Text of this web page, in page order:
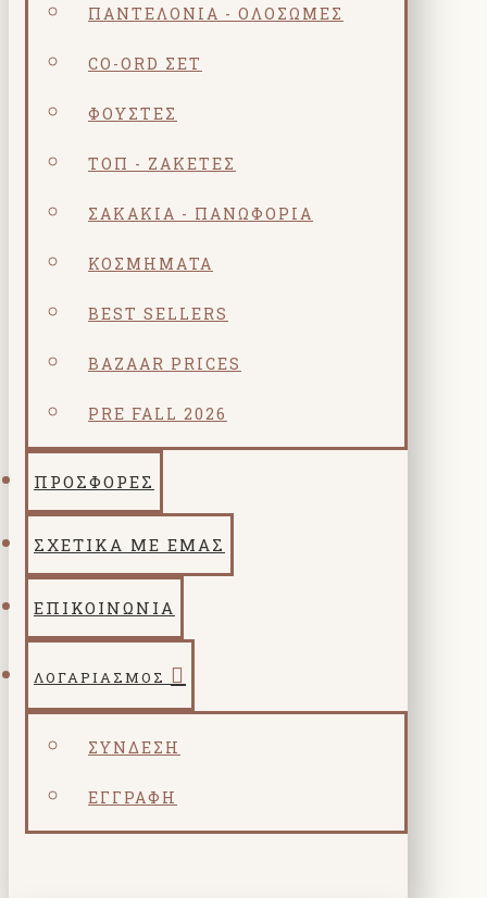
ΠΑΝΤΕΛΌΝΙΑ - ΟΛΌΣΩΜΕΣ
CO-ORD ΣΕΤ
ΦΟΎΣΤΕΣ
ΤΟΠ - ΖΑΚΈΤΕΣ
ΣΑΚΆΚΙΑ - ΠΑΝΩΦΌΡΙΑ
ΚΟΣΜΗΜΑΤΑ
BEST SELLERS
BAZAAR PRICES
PRE FALL 2026
ΠΡΟΣΦΟΡΕΣ
ΣΧΕΤΙΚΑ ΜΕ ΕΜΑΣ
ΕΠΙΚΟΙΝΩΝΙΑ
ΛΟΓΑΡΙΑΣΜΌΣ
ΣΎΝΔΕΣΗ
ΕΓΓΡΑΦΉ